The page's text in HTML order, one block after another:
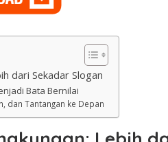
dari Sekadar Slogan
Bata Bernilai
dan Tantangan ke Depan